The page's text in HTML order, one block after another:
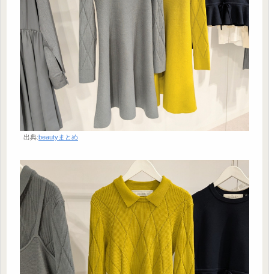
出典:beautyまとめ